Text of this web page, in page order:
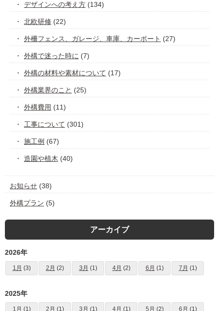
デザインへの考え方 (134)
北欧研修 (22)
外柵フェンス、ガレージ、車庫、カーポート (27)
外構で迷った時に (7)
外構の材料や素材について (17)
外構業界のこと (25)
外構費用 (11)
工事について (301)
施工例 (67)
造園や植木 (40)
お知らせ (38)
外構プラン (5)
アーカイブ
2026年
1月 (3) 2月 (2) 3月 (1) 4月 (2) 6月 (1) 7月 (1)
2025年
1月 (1) 2月 (1) 3月 (1) 4月 (1) 5月 (2) 6月 (1)